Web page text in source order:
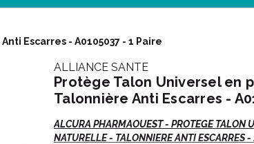
Escarres - A0105037 - 1 Paire
ALLIANCE SANTE
Protège Talon Universel en
Talonnière Anti Escarres -
ALCURA PHARMAOUEST - PROTEGE TALON
NATURELLE - TALONNIERE ANTI ESCARRES